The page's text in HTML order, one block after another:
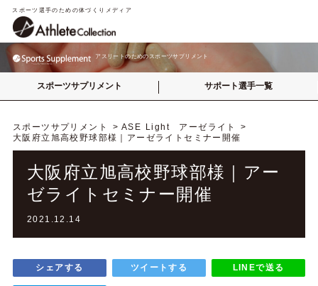
スポーツ選手のための体づくりメディア
アスリートのためのスポーツサプリメント
スポーツサプリメント サポート選手一覧
スポーツサプリメント
ASE Light アーゼライト
大阪府立旭高校野球部様｜アーゼライトセミナー開催
大阪府立旭高校野球部様｜アー
ゼライトセミナー開催
2021.12.14
シェアする ツイートする LINEで送る